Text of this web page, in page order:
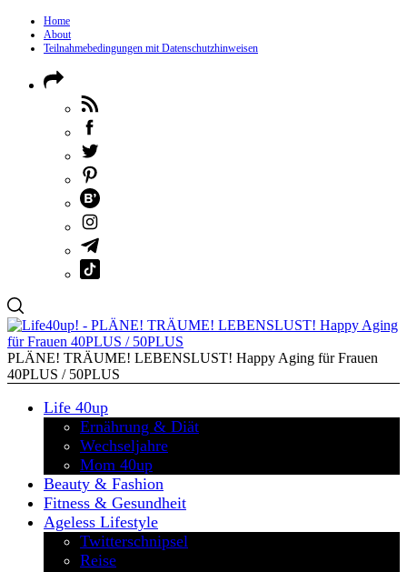
Home
About
Teilnahmebedingungen mit Datenschutzhinweisen
PLÄNE! TRÄUME! LEBENSLUST! Happy Aging für Frauen
40PLUS / 50PLUS
Life 40up
Ernährung & Diät
Wechseljahre
Mom 40up
Beauty & Fashion
Fitness & Gesundheit
Ageless Lifestyle
Twitterschnipsel
Reise